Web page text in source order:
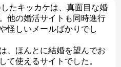
たキッカケは、真面目な婚
他の婚活サイトも同時進行
怪しいメールばかりでし
、ほんとに結婚を望んでお
て使えるサイトでした。